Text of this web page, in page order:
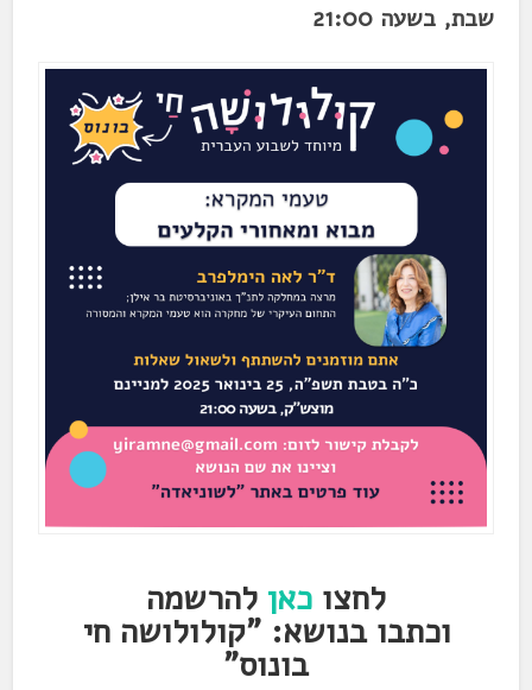
שבת, בשעה 21:00
לחצו כאן להרשמה
וכתבו בנושא: "קולולושה חי
בונוס"